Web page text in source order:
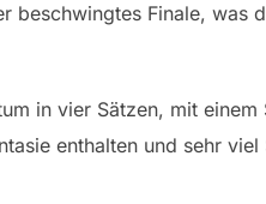
beschwingtes Finale, was
in vier Sätzen, mit einem
enthalten und sehr viel